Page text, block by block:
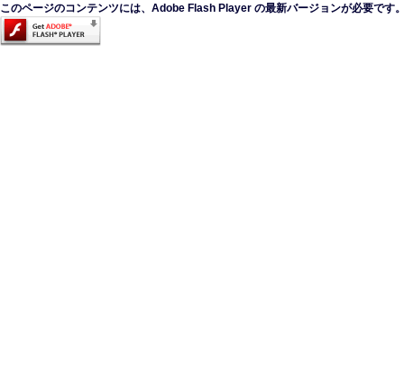
このページのコンテンツには、Adobe Flash Player の最新バージョンが必要です